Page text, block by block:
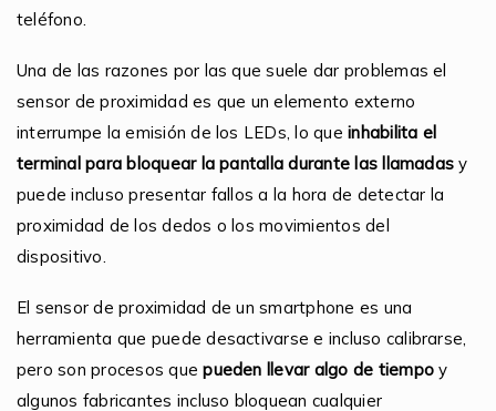
teléfono.
Una de las razones por las que suele dar problemas el
sensor de proximidad es que un elemento externo
interrumpe la emisión de los LEDs, lo queinhabilita el
terminal para bloquear la pantalla durante las llamadasy
puede incluso presentar fallos a la hora de detectar la
proximidad de los dedos o los movimientos del
dispositivo.
El sensor de proximidad de un smartphone es una
herramienta que puede desactivarse e incluso calibrarse,
pero son procesos quepueden llevar algo de tiempo y
algunos fabricantes incluso bloquean cualquier